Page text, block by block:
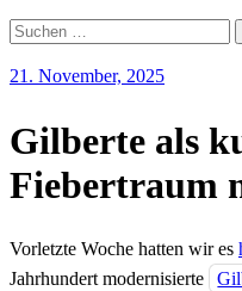
Suche
nach:
21. November, 2025
Gilberte als
Fiebertraum
Vorletzte Woche hatten wir es
Jahrhundert modernisierte